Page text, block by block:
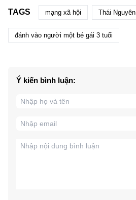
TAGS mạng xã hội Thái Nguyên
đánh vào người một bé gái 3 tuổi
Ý kiến bình luận: